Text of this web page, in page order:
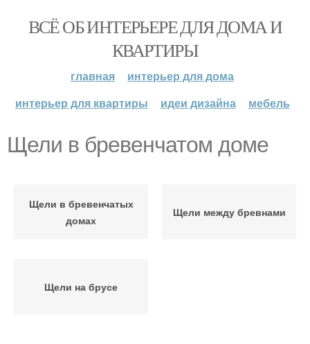
ВСЁ ОБ ИНТЕРЬЕРЕ ДЛЯ ДОМА И
КВАРТИРЫ
главная
интерьер для дома
интерьер для квартиры
идеи дизайна мебель
Щели в бревенчатом доме
Щели в бревенчатых
домах
Щели между бревнами
Щели на брусе